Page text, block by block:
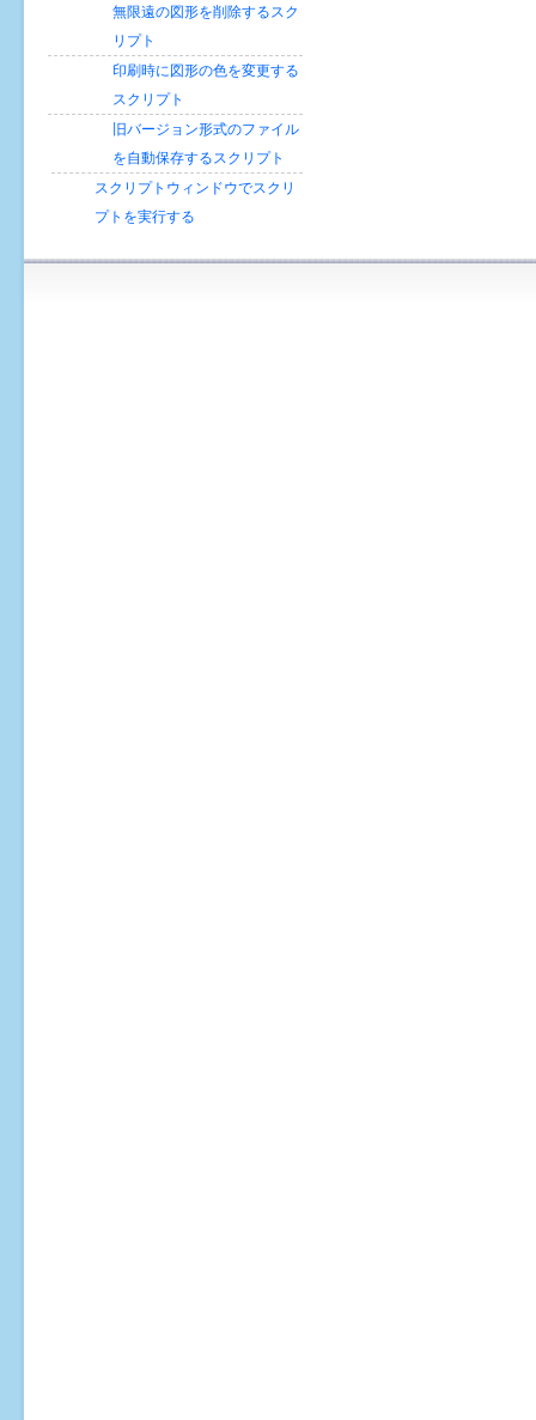
無限遠の図形を削除するスク
リプト
印刷時に図形の色を変更する
スクリプト
旧バージョン形式のファイル
を自動保存するスクリプト
スクリプトウィンドウでスクリ
プトを実行する
他